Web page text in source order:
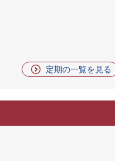
定期の一覧を見る